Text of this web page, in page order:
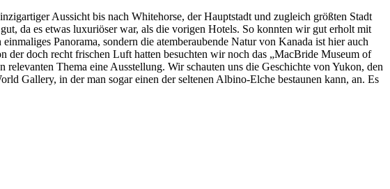
Aussicht bis nach Whitehorse, der Hauptstadt und zugleich größten Stadt
da es etwas luxuriöser war, als die vorigen Hotels. So konnten wir gut erholt mit
Panorama, sondern die atemberaubende Natur von Kanada ist hier auch
der doch recht frischen Luft hatten besuchten wir noch das „MacBride Museum of
Thema eine Ausstellung. Wir schauten uns die Geschichte von Yukon, den
Gallery, in der man sogar einen der seltenen Albino-Elche bestaunen kann, an. Es